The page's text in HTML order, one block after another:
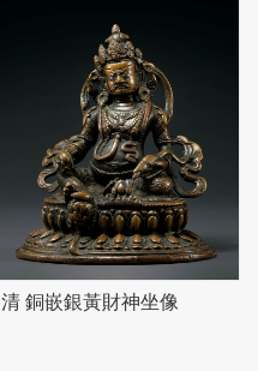
清 銅嵌銀黃財神坐像